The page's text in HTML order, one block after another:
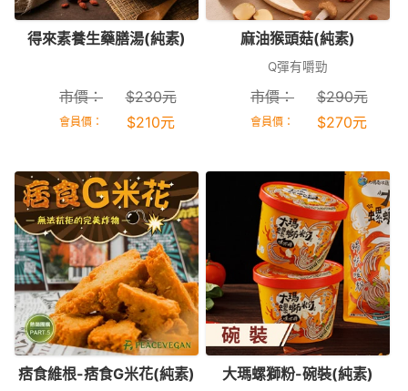
得來素養生藥膳湯(純素)
市價： $230元
會員價： $210元
麻油猴頭菇(純素)
Q彈有嚼勁
市價： $290元
會員價： $270元
痞食維根-痞食G米花(純素) 大瑪螺獅粉-碗裝(純素)